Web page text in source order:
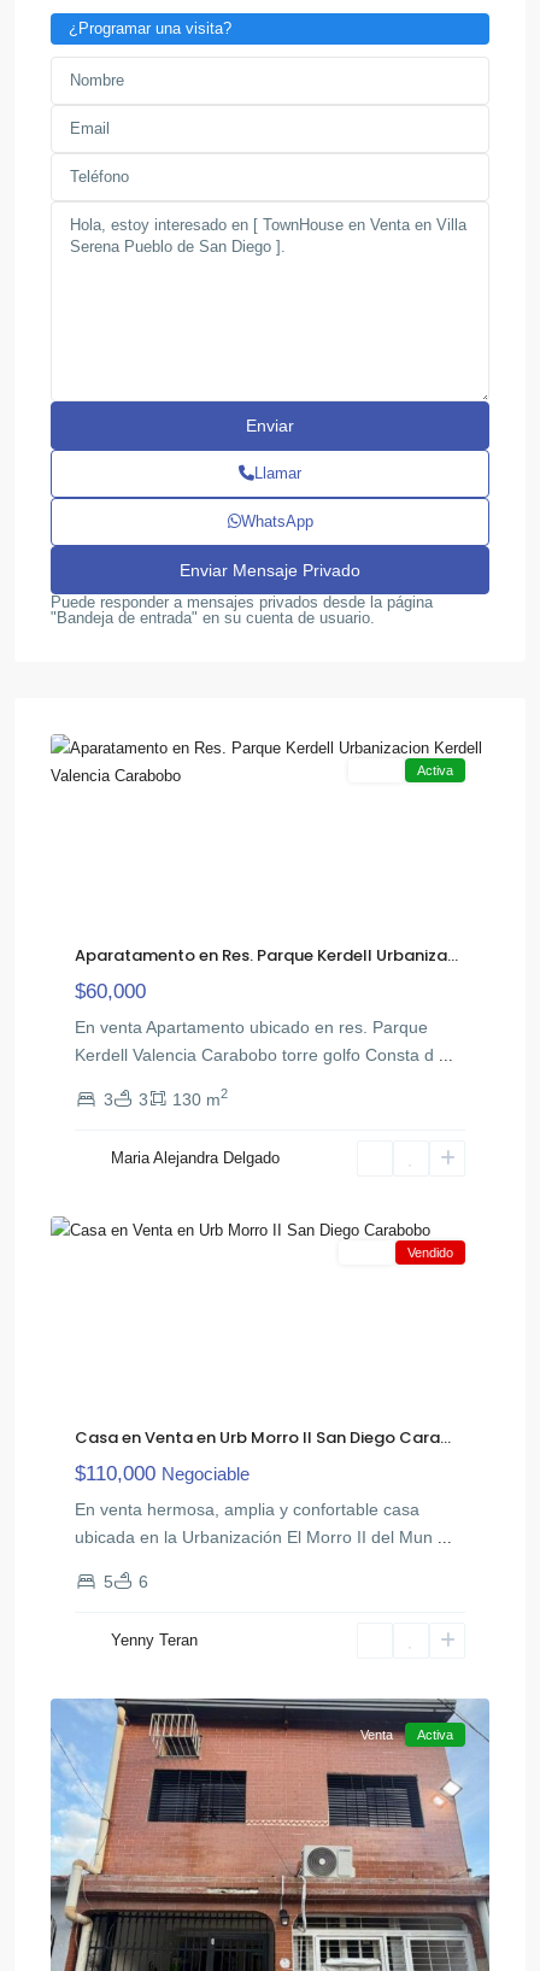
¿Programar una visita?
Llamar
WhatsApp
Puede responder a mensajes privados desde la página
"Bandeja de entrada" en su cuenta de usuario.
Activa
Aparatamento en Res. Parque Kerdell Urbaniza...
$60,000
En venta Apartamento ubicado en res. Parque
Kerdell Valencia Carabobo torre golfo Consta d
3 3 130 m2
Maria Alejandra Delgado
Morro
Vendido
Casa en Venta en Urb Morro II San Diego Cara...
$110,000 Negociable
En venta hermosa, amplia y confortable casa
ubicada en la Urbanización El Morro II del Mun
5 6
Yenny Teran
C.C
de
Venta Activa